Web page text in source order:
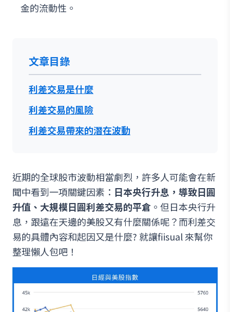
金的流動性。
文章目錄
利差交易是什麼
利差交易的風險
利差交易帶來的潛在波動
近期的全球股市波動相當劇烈，許多人可能會在新
聞中看到一項關鍵因素： 日本央行升息，導致日圓
升值、大規模日圓利差交易的平倉 。但日本央行升
息，跟遠在天邊的美股又有什麼關係呢？而利差交
易的具體內容和起因又是什麼? 就讓fiisual 來幫你
整理懶人包吧！